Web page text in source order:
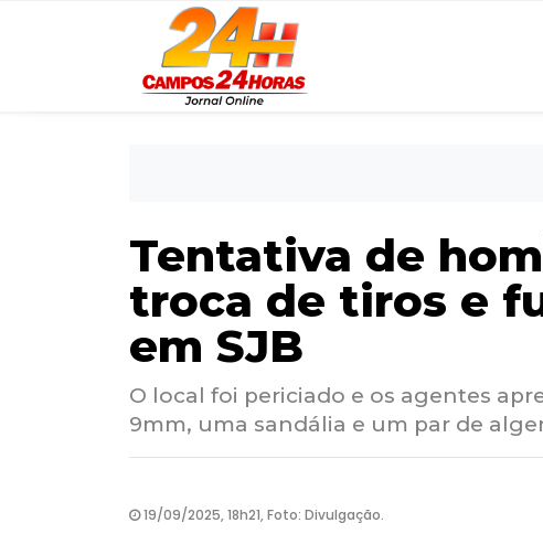
Tentativa de
troca de tiros e
em SJB
O local foi periciado e os agentes
9mm, uma sandália e um par de
19/09/2025, 18h21, Foto: Divulgação.